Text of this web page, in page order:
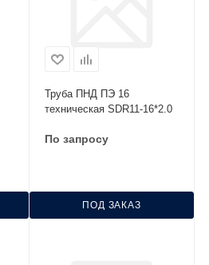
Труба ПНД ПЭ 16
техническая SDR11-16*2.0
По запросу
ПОД ЗАКАЗ